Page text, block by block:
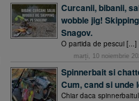
Curcanii, bibanii,
wobble jig!
Snagov.
O partida de pescui [...]
marți, 10 noiembrie
Spinnerbait si
Cum, cand si unde
Chiar daca